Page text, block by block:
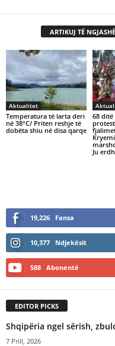
ARTIKUJ TË
Aktualitet
Temperatura të larta deri
në 38°C/ Priten reshje të
dobëta shiu në disa qarqe
68 ditë
Ju
19,226 Fansa
10,377 Ndjekësit
588 Abonentë
EDITOR PICKS
Shqipëria ngel sërish,
7 Prill, 2026